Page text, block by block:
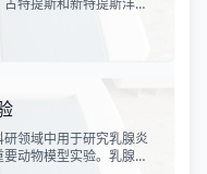
特提斯和新特提斯洋的
的关键手段。特提斯构
领域中用于研究乳腺炎
动物模型实验。乳腺炎